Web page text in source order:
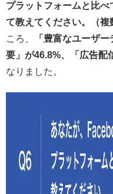
プラットフォームと比
て教えてください。（複
ころ、
「豊富なユーザ
要」が46.8%、「広告配
なりました。